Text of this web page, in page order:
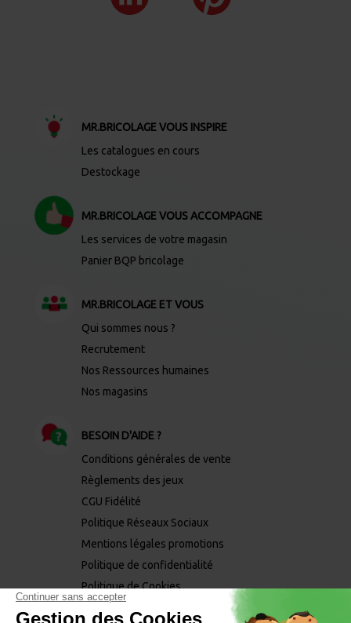
MR.BRICOLAGE VOUS INSPIRE
Les catalogues en cours
Destockage
MR.BRICOLAGE VOUS ACCOMPAGNE
Les services de votre magasin
Panier BQP bricolage
MR.BRICOLAGE ET VOUS
Qui sommes nous ?
Recrutement
Nos Ressources humaines
Nos magasins
BESOIN D'AIDE ?
Conditions générales de vente
Règlements des jeux
CGU Fidélité
Politique Réseaux Sociaux
Mentions légales promotions
Politique de confidentialité
Politique de Cookies